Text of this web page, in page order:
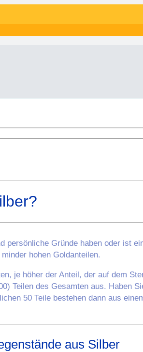
Gründe haben oder ist
hohen Goldanteilen.
je höher der Anteil, der auf dem
Teilen des Gesamten aus. Haben
50 Teile bestehen dann aus
aus Silber